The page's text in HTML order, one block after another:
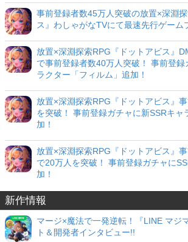
事前登録者数45万人突破の放置×深淵
ス』わしゃがなTVにて最速先行ゲーム
放置×深淵探索RPG『ドットアビス』
で事前登録者数40万人突破！ 事前登録
ラクター「フィルム」追加！
放置×深淵探索RPG『ドットアビス』
を突破！ 事前登録ガチャに新SSRキャ
加！
放置×深淵探索RPG『ドットアビス』
で20万人を突破！ 事前登録ガチャに
加！
新作情報
マージ×魔法で一発逆転！『LINE マジ
ト＆開発者インタビュー!!